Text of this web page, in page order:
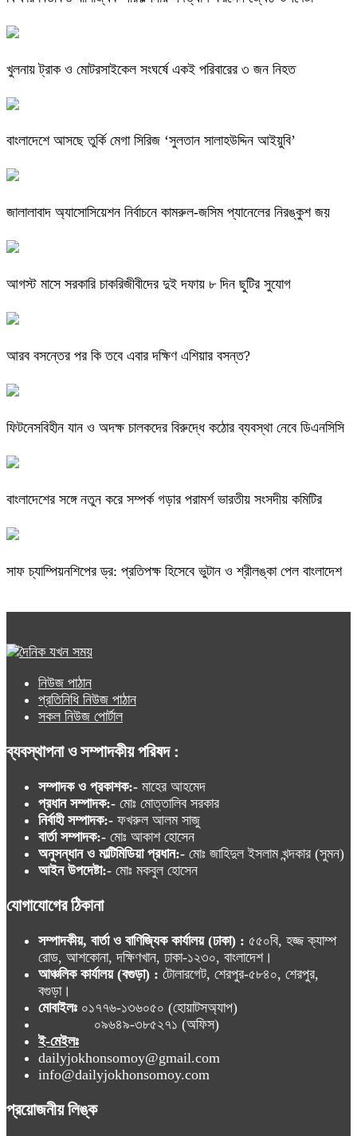
খুলনায় ট্রাক ও মোটরসাইকেল সংঘর্ষে একই পরিবারের ৩ জন নিহত
বাংলাদেশে আসছে তুর্কি মেগা সিরিজ ‘সুলতান সালাহউদ্দিন আইয়ুবি’
জালালাবাদ অ্যাসোসিয়েশন নির্বাচনে কামরুল-জসিম প্যানেলের নিরঙ্কুশ জয়
আগস্ট মাসে সরকারি চাকরিজীবীদের দুই দফায় ৮ দিন ছুটির সুযোগ
আরব বসন্তের পর কি তবে এবার দক্ষিণ এশিয়ার বসন্ত?
ফিটনেসবিহীন যান ও অদক্ষ চালকদের বিরুদ্ধে কঠোর ব্যবস্থা নেবে ডিএনসিসি
বাংলাদেশের সঙ্গে নতুন করে সম্পর্ক গড়ার পরামর্শ ভারতীয় সংসদীয় কমিটির
সাফ চ্যাম্পিয়নশিপের ড্র: প্রতিপক্ষ হিসেবে ভুটান ও শ্রীলঙ্কা পেল বাংলাদেশ
নিউজ পাঠান
প্রতিনিধি নিউজ পাঠান
সকল নিউজ পোর্টাল
ব্যবস্থাপনা ও সম্পাদকীয় পরিষদ :
সম্পাদক ও প্রকাশক:- মাহের আহমেদ
প্রধান সম্পাদক:- মোঃ মোত্তালিব সরকার
নির্বাহী সম্পাদক:- ফখরুল আলম সাজু
বার্তা সম্পাদক:- মোঃ আকাশ হোসেন
অনুসন্ধান ও মাল্টিমিডিয়া প্রধান:- মোঃ জাহিদুল ইসলাম খন্দকার (সুমন)
আইন উপদেষ্টা:- মোঃ মকবুল হোসেন
যোগাযোগের ঠিকানা
সম্পাদকীয়, বার্তা ও বাণিজ্যিক কার্যালয় (ঢাকা) : ৫৫০বি, হজ্জ ক্যাম্প
রোড, আশকোনা, দক্ষিণখান, ঢাকা-১২৩০, বাংলাদেশ।
আঞ্চলিক কার্যালয় (বগুড়া) : টোলারগেট, শেরপুর-৫৮৪০, শেরপুর,
বগুড়া।
মোবাইলঃ ০১৭৭৬-১৩৬০৫০ (হোয়াটসঅ্যাপ)
০৯৬৪৯-৩৮৫২৭১ (অফিস)
ই-মেইলঃ
dailyjokhonsomoy@gmail.com
info@dailyjokhonsomoy.com
প্রয়োজনীয় লিঙ্ক